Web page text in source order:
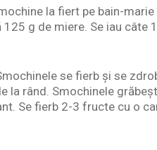
la fiert pe bain-
g de miere. Se iau câte
se fierb și se
la rând. Smochinele
Se fierb 2-3 fructe cu o